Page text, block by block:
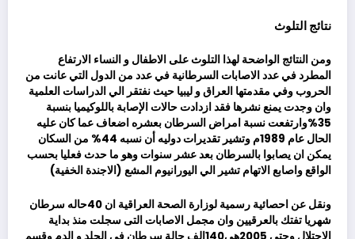
نتائج التلوث
ومن النتائج الواضحة لهذا التلوث على الاطفال و النساء الارتفاع
المطرد في عدد الاصابات السرطانية في عدد من الدول التي عانت من
الحروب وفي مقدمتها العراق و ليبيا حيث نفتقر الي الدراسات العلمية
وان وجدت يمنع نشرها فقد ازدادت حالات الإصابة باللوكيميا بنسبة
35%وارتفعت نسبة امراض السرطان بعشره اضعاف عما كان عليه
الحال عام 1989م وتشير تقديرات دوليه أن نسبه 44% من السكان
يمكن ان يصابوا بالسرطان بعد عشر سنوات وهو ما حدث فعليا بحسب
الواقع واصابع الاتهام تشير الي اليورانيوم المشع (الاجندة الخفية)
ونقل عن احصائية رسمية لوزارة الصحة العراقية ان 40حاله سرطان
شهريا تفتك بالعرقيين وان مجمل الاصابات التى سجلت منذ بداية